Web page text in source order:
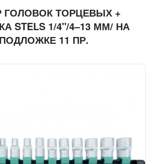
ГОЛОВОК ТОРЦЕВЫХ +
STELS 1/4"/4–13 ММ/ НА
ПОДЛОЖКЕ 11 ПР.